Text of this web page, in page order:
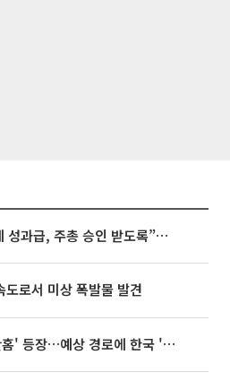
김정관 장관 “반도체 성과급, 주총 승인 받도록”…상법·자본시장법 개정 시사
도로서 미상 폭발물 발견
태풍 '돌핀' 이어 '찬홈' 등장…예상 경로에 한국 '한숨'